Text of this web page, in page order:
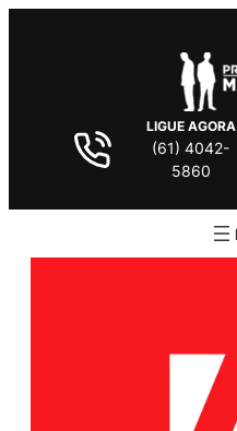
LIGUE AGORA
(61) 4042-
5860